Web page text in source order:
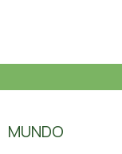
MUNDO